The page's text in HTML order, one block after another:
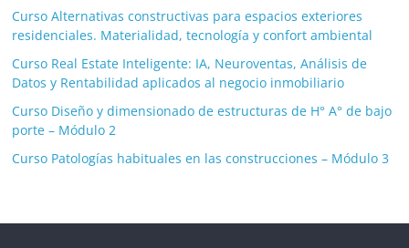
Curso Alternativas constructivas para espacios exteriores
residenciales. Materialidad, tecnología y confort ambiental
Curso Real Estate Inteligente: IA, Neuroventas, Análisis de
Datos y Rentabilidad aplicados al negocio inmobiliario
Curso Diseño y dimensionado de estructuras de H° A° de bajo
porte – Módulo 2
Curso Patologías habituales en las construcciones – Módulo 3